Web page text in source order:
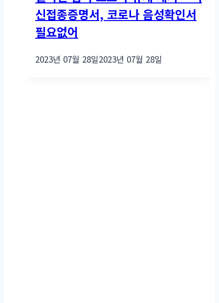
신접종증명서, 코로나 음성확인서
필요없어
2023년 07월 28일2023년 07월 28일